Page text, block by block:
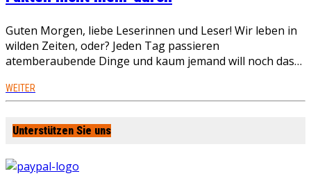
Guten Morgen, liebe Leserinnen und Leser! Wir leben in
wilden Zeiten, oder? Jeden Tag passieren
atemberaubende Dinge und kaum jemand will noch das…
WEITER
Unterstützen Sie uns